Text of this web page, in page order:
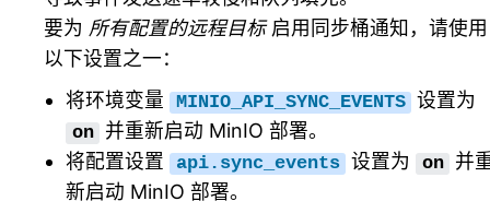
要为 所有配置的远程目标启用同步桶通知，请使用
以下设置之一：
将环境变量
MINIO_API_SYNC_EVENTS 设置为
on
并重新启动 MinIO 部署。
将配置设置
api.sync_events 设置为 on 并
新启动 MinIO 部署。